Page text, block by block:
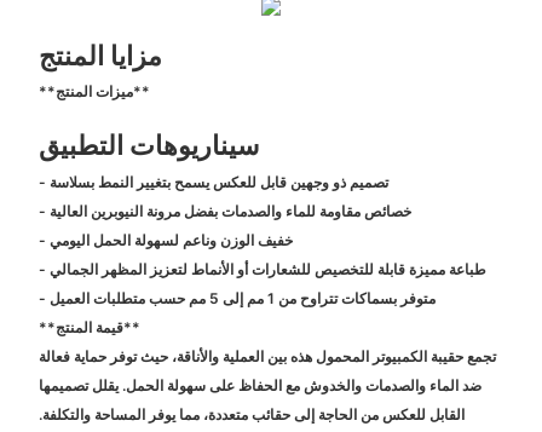
مزايا المنتج
**ميزات المنتج**
سيناريوهات التطبيق
- تصميم ذو وجهين قابل للعكس يسمح بتغيير النمط بسلاسة
- خصائص مقاومة للماء والصدمات بفضل مرونة النيوبرين العالية
- خفيف الوزن وناعم لسهولة الحمل اليومي
- طباعة مميزة قابلة للتخصيص للشعارات أو الأنماط لتعزيز المظهر الجمالي
- متوفر بسماكات تتراوح من 1 مم إلى 5 مم حسب متطلبات العميل
**قيمة المنتج**
تجمع حقيبة الكمبيوتر المحمول هذه بين العملية والأناقة، حيث توفر حماية فعالة
ضد الماء والصدمات والخدوش مع الحفاظ على سهولة الحمل. يقلل تصميمها
القابل للعكس من الحاجة إلى حقائب متعددة، مما يوفر المساحة والتكلفة.